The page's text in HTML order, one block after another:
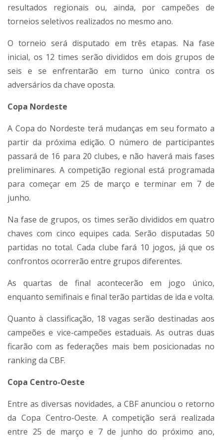
resultados regionais ou, ainda, por campeões de
torneios seletivos realizados no mesmo ano.
O torneio será disputado em três etapas. Na fase
inicial, os 12 times serão divididos em dois grupos de
seis e se enfrentarão em turno único contra os
adversários da chave oposta.
Copa Nordeste
A Copa do Nordeste terá mudanças em seu formato a
partir da próxima edição. O número de participantes
passará de 16 para 20 clubes, e não haverá mais fases
preliminares. A competição regional está programada
para começar em 25 de março e terminar em 7 de
junho.
Na fase de grupos, os times serão divididos em quatro
chaves com cinco equipes cada. Serão disputadas 50
partidas no total. Cada clube fará 10 jogos, já que os
confrontos ocorrerão entre grupos diferentes.
As quartas de final acontecerão em jogo único,
enquanto semifinais e final terão partidas de ida e volta.
Quanto à classificação, 18 vagas serão destinadas aos
campeões e vice-campeões estaduais. As outras duas
ficarão com as federações mais bem posicionadas no
ranking da CBF.
Copa Centro-Oeste
Entre as diversas novidades, a CBF anunciou o retorno
da Copa Centro-Oeste. A competição será realizada
entre 25 de março e 7 de junho do próximo ano,